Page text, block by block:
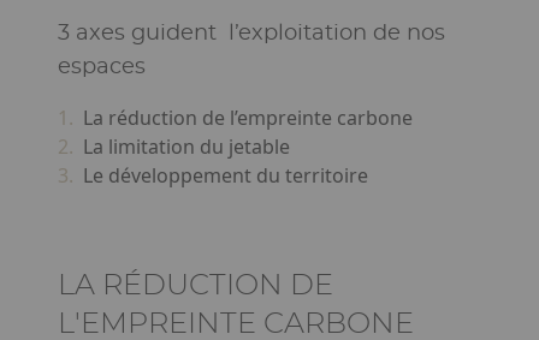
3 axes guident l’exploitation de nos
espaces
La réduction de l’empreinte carbone
La limitation du jetable
Le développement du territoire
Ckeditor
LA RÉDUCTION DE
L'EMPREINTE CARBONE